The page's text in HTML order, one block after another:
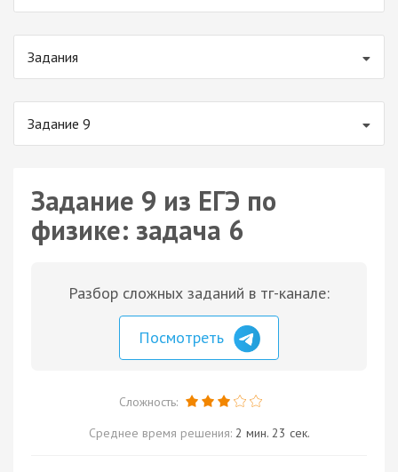
Задания
Задание 9
Задание 9 из ЕГЭ по
физике: задача 6
Разбор сложных заданий в тг-канале:
Посмотреть
Сложность:
Среднее время решения: 2 мин. 23 сек.